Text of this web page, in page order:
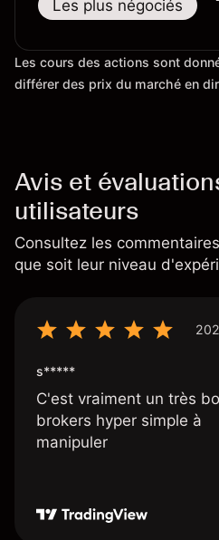
Les plus négociés
Les cours des actions sont
différer des prix du marché en
Avis et
utilisateurs
Consultez les
que soit leur niveau
s*****
C'est vraiment un très
brokers hyper simple à
manipuler